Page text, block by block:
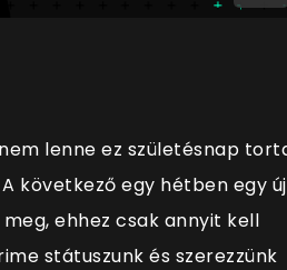
lenne ez születésnap
következő egy hétben egy új
ehhez csak annyit kell
státuszunk és szerezzünk